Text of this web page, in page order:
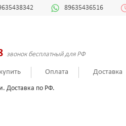
89635436516
звонок бесплатный для РФ
Оплата Доставка
Доставка по РФ.